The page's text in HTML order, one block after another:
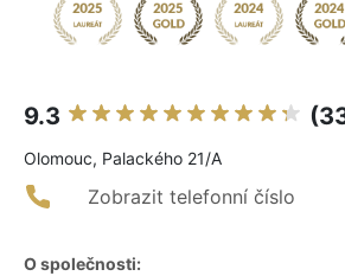
9.3
Olomouc, Palackého 21/A
Zobrazit telefonní číslo
O společnosti: